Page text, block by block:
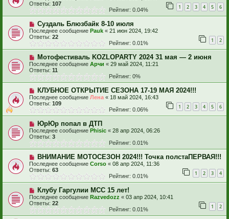
Ответы: 107 1 2 3 4 5 6
Рейтинг: 0.04%
Суздаль Блюзбайк 8-10 июля
Последнее сообщение Pauk « 21 июн 2024, 19:42
Ответы: 22 1 2
Рейтинг: 0.01%
Мотофестиваль KOZLOPARTY 2024 31 мая — 2 июня
Последнее сообщение Арчи « 29 май 2024, 11:21
Ответы: 11
Рейтинг: 0%
КЛУБНОЕ ОТКРЫТИЕ СЕЗОНА 17-19 МАЯ 2024!!!
Последнее сообщение Лена « 18 май 2024, 16:43
Ответы: 109 1 2 3 4 5 6
Рейтинг: 0.06%
ЮрЮр попал в ДТП
Последнее сообщение Phisic « 28 апр 2024, 06:26
Ответы: 3
Рейтинг: 0.01%
ВНИМАНИЕ МОТОСЕЗОН 2024!!! Точка полстаПЕРВАЯ!!!
Последнее сообщение Corso « 08 апр 2024, 11:36
Ответы: 63 1 2 3 4
Рейтинг: 0.01%
Клубу Гаргулии МСС 15 лет!
Последнее сообщение Razvedozz « 03 апр 2024, 10:41
Ответы: 22 1 2
Рейтинг: 0.01%